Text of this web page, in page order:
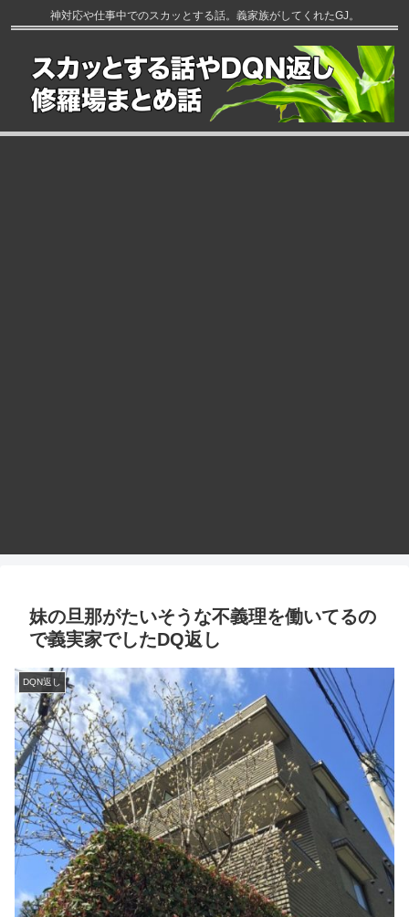
神対応や仕事中でのスカッとする話。義家族がしてくれたGJ。
妹の旦那がたいそうな不義理を働いてるの
で義実家でしたDQ返し
DQN返し